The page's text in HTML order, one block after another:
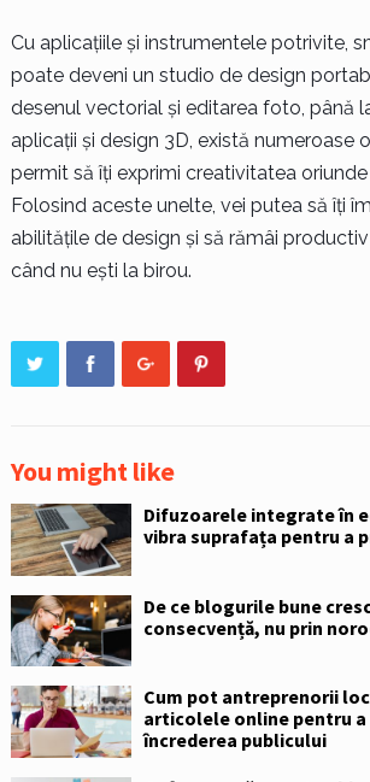
Cu aplicațiile și instrumentele potrivite,
poate deveni un studio de design
desenul vectorial și editarea foto, până
aplicații și design 3D, există numeroase
permit să îți exprimi creativitatea
Folosind aceste unelte, vei putea să îți
abilitățile de design și să rămâi
când nu ești la birou.
You might like
Difuzoarele integrate în
vibra suprafața pentru a
De ce blogurile bune
consecvență, nu prin
Cum pot antreprenorii
articolele online pentru a
încrederea publicului